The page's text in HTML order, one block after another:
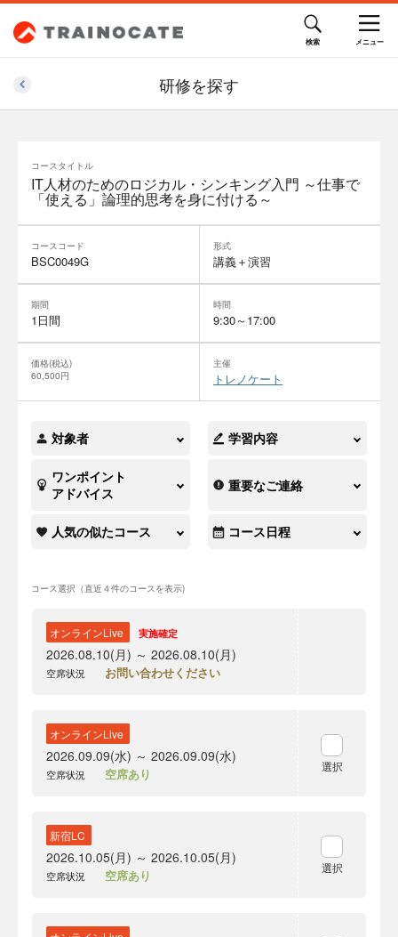
研修を探す
コースタイトル
IT人材のためのロジカル・シンキング入門 ～仕事で
「使える」論理的思考を身に付ける～
コースコード
BSC0049G
形式
講義＋演習
期間
1日間
時間
9:30～17:00
価格(税込)
60,500円
主催
トレノケート
対象者 学習内容
ワンポイント
アドバイス
重要なご連絡
人気の似たコース コース日程
コース選択（直近４件のコースを表示)
オンラインLive 実施確定
2026.08.10(月) ～ 2026.08.10(月)
空席状況 お問い合わせください
オンラインLive
2026.09.09(水) ～ 2026.09.09(水)
空席状況 空席あり 選択
新宿LC
2026.10.05(月) ～ 2026.10.05(月)
空席状況 空席あり 選択